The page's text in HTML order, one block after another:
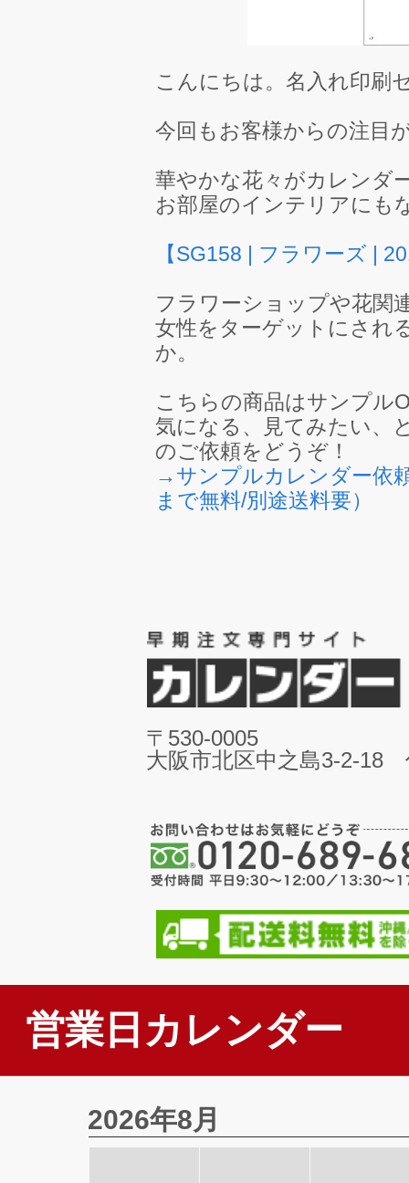
こんにちは。名入れ印刷
今回もお客様からの注目
華やかな花々がカレンダ
お部屋のインテリアにも
【SG158 | フラワーズ |
フラワーショップや花関
女性をターゲットにされ
か。
こちらの商品はサンプル
気になる、見てみたい、
のご依頼をどうぞ！
→サンプルカレンダー依
まで無料/別途送料要）
〒530-0005
大阪市北区中之島3-2-18
営業日カレンダー
2026年8月